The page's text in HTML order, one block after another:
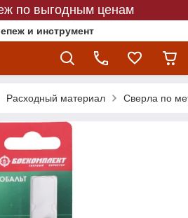
по выгодным ценам
и инструмент
Расходный материал Сверла по